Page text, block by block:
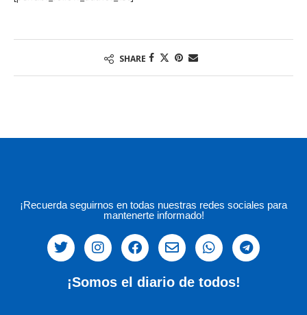
SHARE
¡Recuerda seguirnos en todas nuestras redes sociales para
mantenerte informado!
¡Somos el diario de todos!